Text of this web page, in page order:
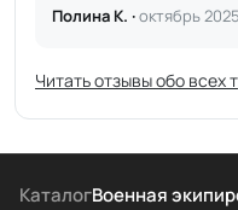
Полина К. ·октябрь
Читать отзывы обо всех
КаталогВоенная